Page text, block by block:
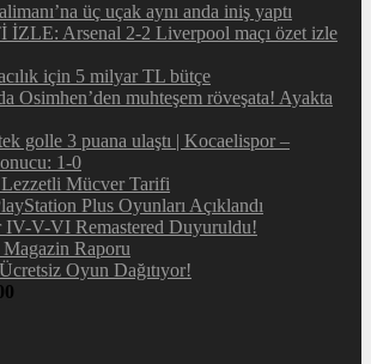
üç uçak aynı anda iniş yaptı
Arsenal 2-2 Liverpool maçı özet izle
için 5 milyar TL bütçe
Osimhen’den muhteşem röveşata! Ayakta
golle 3 puana ulaştı | Kocaelispor –
1-0
Mücver Tarifi
Plus Oyunları Açıklandı
IV-V-VI Remastered Duyuruldu!
Raporu
Oyun Dağıtıyor!